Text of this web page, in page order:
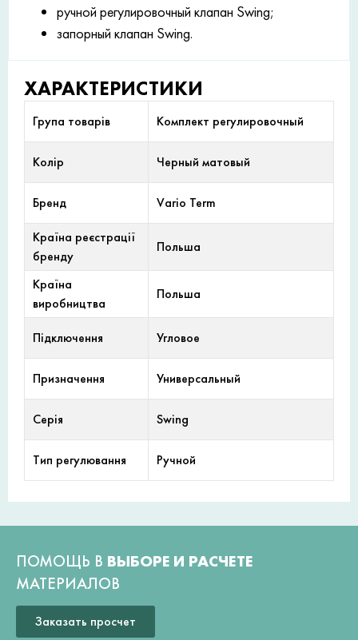
ручной регулировочный клапан Swing;
запорный клапан Swing.
ХАРАКТЕРИСТИКИ
Група товарів Комплект регулировочный
Колір Черный матовый
Бренд Vario Term
Країна реєстрації
бренду
Польша
Країна
виробництва
Польша
Підключення Угловое
Призначення Универсальный
Серія Swing
Тип регулювання Ручной
ПОМОЩЬ В ВЫБОРЕ И РАСЧЕТЕ
МАТЕРИАЛОВ
Заказать просчет